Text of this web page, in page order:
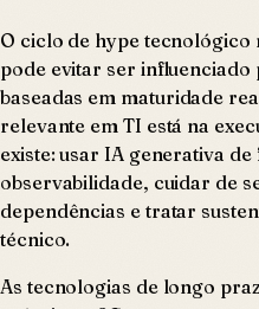
O ciclo de hype tecnológico
pode evitar ser influenciado
baseadas em maturidade
relevante em TI está na
existe: usar IA generativa
observabilidade, cuidar de
dependências e tratar
técnico.
As tecnologias de longo